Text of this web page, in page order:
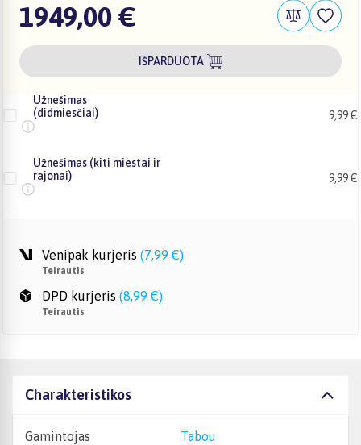
1949,00 €
IŠPARDUOTA
Užnešimas
(didmiesčiai)
9,99 €
Užnešimas (kiti miestai ir
rajonai)
9,99 €
Venipak kurjeris (7,99 €)
Teirautis
DPD kurjeris (8,99 €)
Teirautis
Charakteristikos
Gamintojas Tabou